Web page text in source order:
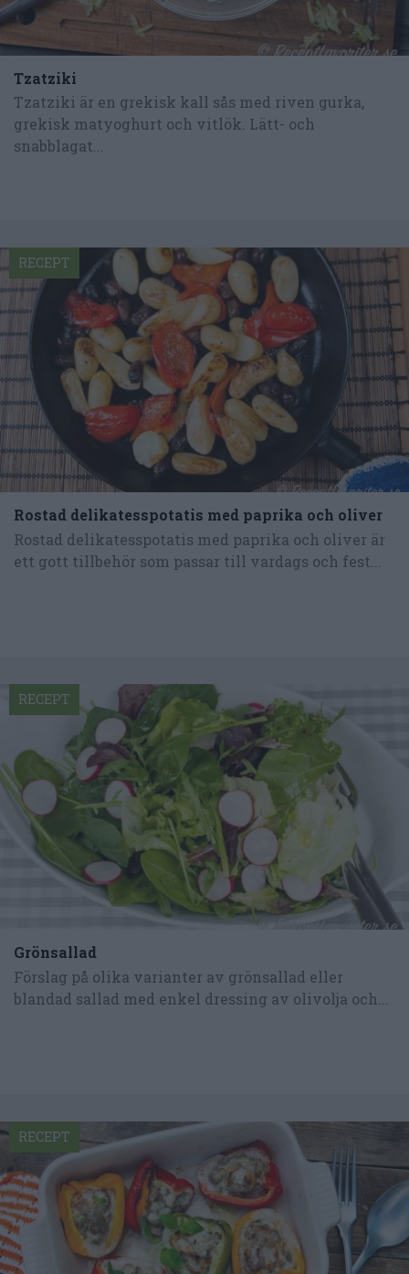
Tzatziki
Tzatziki är en grekisk kall sås med riven gurka,
grekisk matyoghurt och vitlök. Lätt- och
snabblagat...
Rostad delikatesspotatis med paprika och oliver
Rostad delikatesspotatis med paprika och oliver är
ett gott tillbehör som passar till vardags och fest...
RECEPT
Grönsallad
Förslag på olika varianter av grönsallad eller
blandad sallad med enkel dressing av olivolja och...
RECEPT
RECEPT